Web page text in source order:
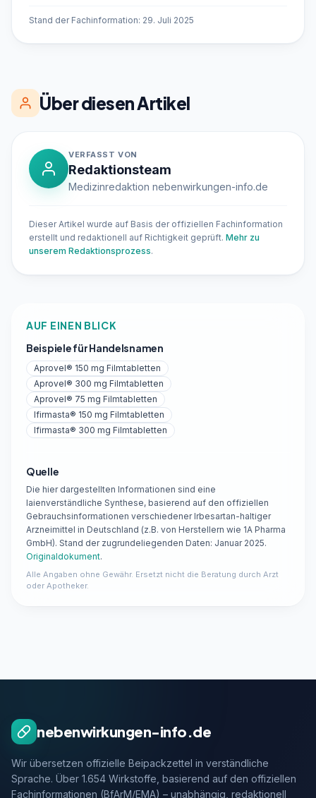
Stand der Fachinformation: 29. Juli 2025
Über diesen Artikel
VERFASST VON
Redaktionsteam
Medizinredaktion nebenwirkungen-info.de
Dieser Artikel wurde auf Basis der offiziellen Fachinformation
erstellt und redaktionell auf Richtigkeit geprüft. Mehr zu
unserem Redaktionsprozess.
AUF EINEN BLICK
Beispiele für Handelsnamen
Aprovel® 150 mg Filmtabletten
Aprovel® 300 mg Filmtabletten
Aprovel® 75 mg Filmtabletten
Ifirmasta® 150 mg Filmtabletten
Ifirmasta® 300 mg Filmtabletten
Quelle
Die hier dargestellten Informationen sind eine
laienverständliche Synthese, basierend auf den offiziellen
Gebrauchsinformationen verschiedener Irbesartan-haltiger
Arzneimittel in Deutschland (z.B. von Herstellern wie 1A Pharma
GmbH). Stand der zugrundeliegenden Daten: Januar 2025.
Originaldokument.
Alle Angaben ohne Gewähr. Ersetzt nicht die Beratung durch Arzt
oder Apotheker.
nebenwirkungen-info.de
Wir übersetzen offizielle Beipackzettel in verständliche
Sprache. Über 1.654 Wirkstoffe, basierend auf den offiziellen
Fachinformationen (BfArM/EMA) – unabhängig, redaktionell